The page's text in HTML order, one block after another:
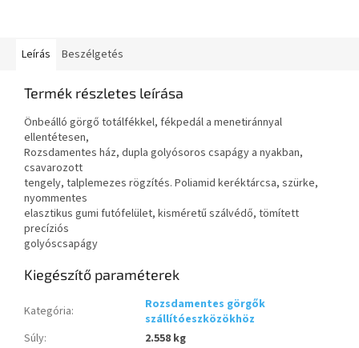
Leírás
Beszélgetés
Termék részletes leírása
Önbeálló görgő totálfékkel, fékpedál a menetiránnyal
ellentétesen,
Rozsdamentes ház, dupla golyósoros csapágy a nyakban,
csavarozott
tengely, talplemezes rögzítés. Poliamid keréktárcsa, szürke,
nyommentes
elasztikus gumi futófelület, kisméretű szálvédő, tömített
precíziós
golyóscsapágy
Kiegészítő paraméterek
Kategória:
Rozsdamentes görgők
szállítóeszközökhöz
Súly:
2.558 kg